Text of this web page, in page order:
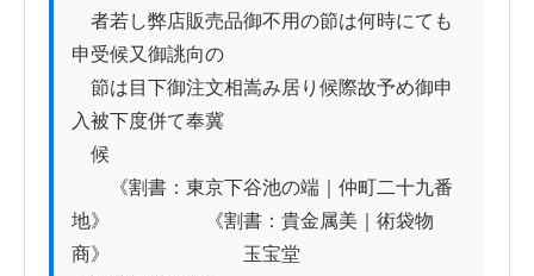
者若し弊店販売品御不用の節は何時にても
申受候又御誂向の
節は目下御注文相嵩み居り候際故予め御申
入被下度併て奉冀
候
《割書：東京下谷池の端｜仲町二十九番
地》　　　　　《割書：貴金属美｜術袋物
商》　　　　　　　玉宝堂